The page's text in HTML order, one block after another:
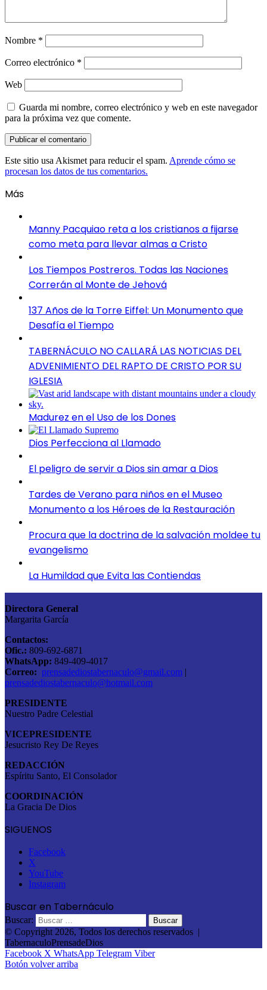
Nombre *
Correo electrónico *
Web
Guarda mi nombre, correo electrónico y web en este navegador
para la próxima vez que comente.
Este sitio usa Akismet para reducir el spam. Aprende cómo se
procesan los datos de tus comentarios.
Más
Manny Pacquiao reta a los cristianos a fijarse
como meta para llevar almas a Cristo
Los Tiempos Postreros. Todas las Naciones
Correrán al Monte de Jehová
137 Años de la Torre Eiffel: Un Monumento que
Desafía el Tiempo
TABERNÁCULO NO CALLARÁ LAS NOTICIAS DEL
ADVENIMIENTO DEL RAPTO DE CRISTO POR SU
IGLESIA
Madurez en el Uso de los Dones
Dios Perfecciona al Llamado
El peligro de servir a Dios sin amar a Dios
Tardes de Verano para niños en el Museo
Monumento a los Héroes de la Restauración
Procura que la doctrina de la salvación moldee tu
evangelismo
La Humildad que Evita las Contiendas
Directora General
Margarita García
Contactos:
Ofic.: 809-692-6871
WhatsApp: 849-409-4017
Correo: prensadediostabernaculo@gmail.com |
prensadediostabernaculo@hotmail.com
PRESIDENTE
Nuestro Padre Celestial
VICEPRESIDENTE
Jesucristo Rey De Reyes
REDACCIÓN
Espíritu Santo, El Consolador
COORDINACIÓN
La Gracia De Dios
SIGUENOS
Facebook
X
YouTube
Instagram
Buscar en Tabernáculo
Buscar:
© Copyright 2026, Todos los derechos reservados |
TabernaculoPrensadeDios
Facebook X WhatsApp Telegram Viber
Botón volver arriba